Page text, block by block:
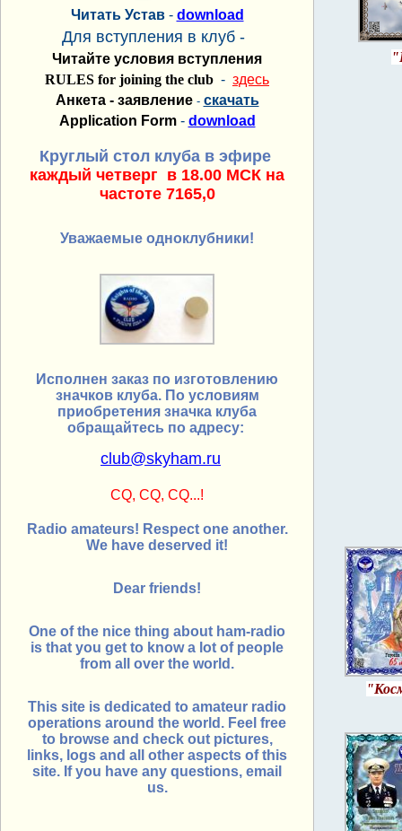
Читать Устав - download
Для вступления в клуб -
Читайте условия вступления
RULES for joining the club - здесь
Анкета - заявление - скачать
Application Form - download
Круглый стол клуба в эфире
каждый четверг в 18.00 МСК на
частоте 7165,0
Уважаемые одноклубники!
Исполнен заказ по изготовлению
значков клуба. По условиям
приобретения значка клуба
обращайтесь по адресу:
club@skyham.ru
CQ, CQ, CQ...!
Radio amateurs! Respect one another.
We have deserved it!
Dear friends!
One of the nice thing about ham-radio
is that you get to know a lot of people
from all over the world.
This site is dedicated to amateur radio
operations around the world. Feel free
to browse and check out pictures,
links, logs and all other aspects of this
site. If you have any questions, email
us.